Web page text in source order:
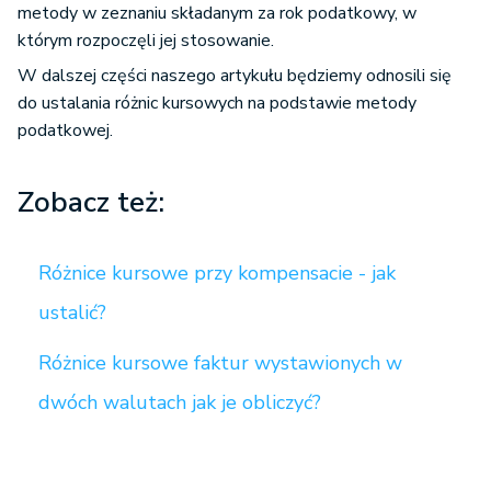
metody w zeznaniu składanym za rok podatkowy, w
którym rozpoczęli jej stosowanie.
W dalszej części naszego artykułu będziemy odnosili się
do ustalania różnic kursowych na podstawie metody
podatkowej.
Zobacz też:
Różnice kursowe przy kompensacie - jak
ustalić?
Różnice kursowe faktur wystawionych w
dwóch walutach jak je obliczyć?